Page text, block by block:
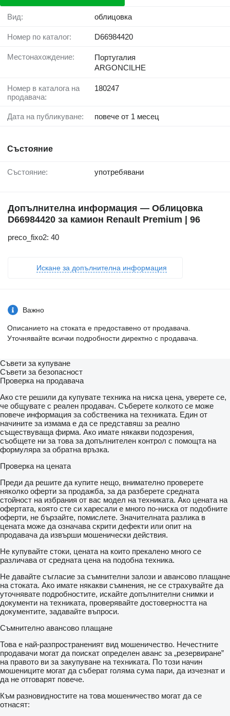
Вид: облицовка
Номер по каталог: D66984420
Местонахождение:
Португалия
ARGONCILHE
Номер в каталога на
продавача:
180247
Дата на публикуване: повече от 1 месец
Състояние
Състояние: употребявани
Допълнителна информация — Облицовка
D66984420 за камион Renault Premium | 96
preco_fixo2: 40
Искане за допълнителна информация
Важно
Описанието на стоката е предоставено от продавача.
Уточнявайте всички подробности директно с продавача.
Съвети за купуване
Съвети за безопасност
Проверка на продавача
Ако сте решили да купувате техника на ниска цена, уверете се,
че общувате с реален продавач. Съберете колкото се може
повече информация за собственика на техниката. Един от
начините за измама е да се представяш за реално
съществуваща фирма. Ако имате някакви подозрения,
съобщете ни за това за допълнителен контрол с помощта на
формуляра за обратна връзка.
Проверка на цената
Преди да решите да купите нещо, внимателно проверете
няколко оферти за продажба, за да разберете средната
стойност на избрания от вас модел на техниката. Ако цената на
офертата, която сте си харесали е много по-ниска от подобните
оферти, не бързайте, помислете. Значителната разлика в
цената може да означава скрити дефекти или опит на
продавача да извърши мошенически действия.
Не купувайте стоки, цената на които прекалено много се
различава от средната цена на подобна техника.
Не давайте съгласие за съмнителни залози и авансово плащане
на стоката. Ако имате някакви съмнения, не се страхувайте да
уточнявате подробностите, искайте допълнителни снимки и
документи на техниката, проверявайте достоверността на
документите, задавайте въпроси.
Съмнително авансово плащане
Това е най-разпространеният вид мошеничество. Нечестните
продавачи могат да поискат определен аванс за „резервиране”
на правото ви за закупуване на техниката. По този начин
мошениците могат да съберат голяма сума пари, да изчезнат и
да не отговарят повече.
Към разновидностите на това мошеничество могат да се
отнасят: